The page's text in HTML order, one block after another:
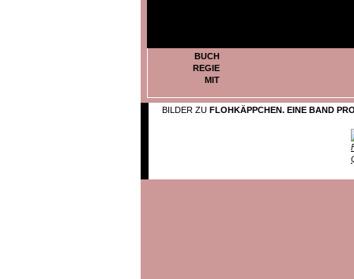
BUCH
REGIE
MIT
BILDER ZU FLOHKÄPPCHEN. EINE BAND